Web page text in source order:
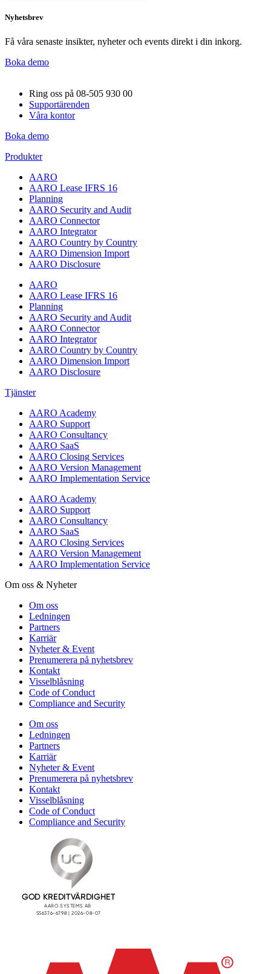
Nyhetsbrev
Få våra senaste insikter, nyheter och events direkt i din inkorg.
Boka demo
Ring oss på 08-505 930 00
Supportärenden
Våra kontor
Boka demo
Produkter
AARO
AARO Lease IFRS 16
Planning
AARO Security and Audit
AARO Connector
AARO Integrator
AARO Country by Country
AARO Dimension Import
AARO Disclosure
AARO
AARO Lease IFRS 16
Planning
AARO Security and Audit
AARO Connector
AARO Integrator
AARO Country by Country
AARO Dimension Import
AARO Disclosure
Tjänster
AARO Academy
AARO Support
AARO Consultancy
AARO SaaS
AARO Closing Services
AARO Version Management
AARO Implementation Service
AARO Academy
AARO Support
AARO Consultancy
AARO SaaS
AARO Closing Services
AARO Version Management
AARO Implementation Service
Om oss & Nyheter
Om oss
Ledningen
Partners
Karriär
Nyheter & Event
Prenumerera på nyhetsbrev
Kontakt
Visselblåsning
Code of Conduct
Compliance and Security
Om oss
Ledningen
Partners
Karriär
Nyheter & Event
Prenumerera på nyhetsbrev
Kontakt
Visselblåsning
Code of Conduct
Compliance and Security